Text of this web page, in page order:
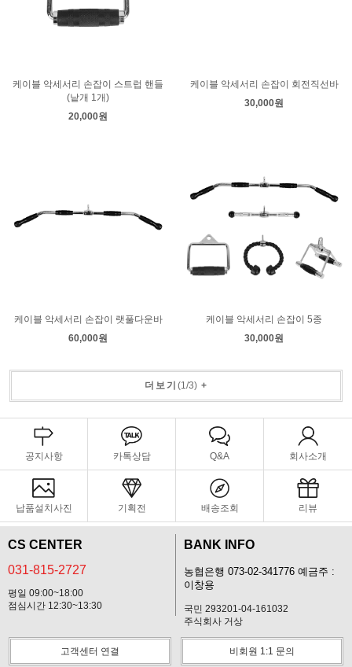
케이블 악세서리 손잡이 스트럽 핸들
(낱개 1개)
20,000원
케이블 악세서리 손잡이 회전직선바
30,000원
케이블 악세서리 손잡이 랫풀다운바
60,000원
케이블 악세서리 손잡이 5종
30,000원
더보기 (1/3)+
공지사항 카톡상담 Q&A 회사소개
납품설치사진 기획전 배송조회 리뷰
CS CENTER
031-815-2727
평일 09:00~18:00
점심시간 12:30~13:30
BANK INFO
농협은행 073-02-341776 예금주 :
이창용
국민 293201-04-161032
주식회사 거상
고객센터 연결 비회원 1:1 문의